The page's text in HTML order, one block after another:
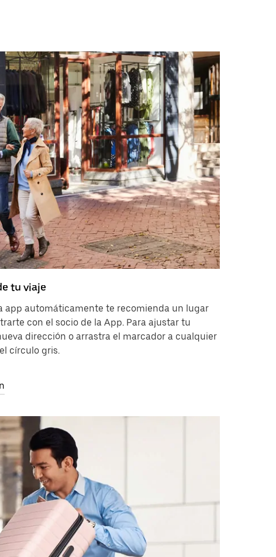
tu viaje
app automáticamente te recomienda un lugar
con el socio de la App. Para ajustar tu
dirección o arrastra el marcador a cualquier
círculo gris.